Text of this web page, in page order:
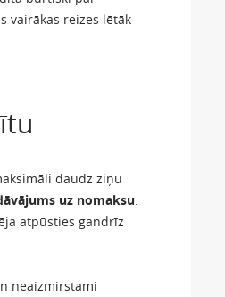
vairākas reizes lētāk
daudz ziņu
uz nomaksu.
atpūsties gandrīz
neaizmirstami